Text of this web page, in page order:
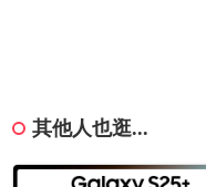
其他人也逛...